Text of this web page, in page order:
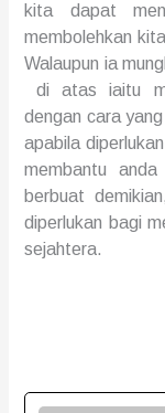
kita dapat
membolehkan
Walaupun ia
di atas iaitu
dengan cara
apabila diperlukan
membantu anda
berbuat
diperlukan bagi
sejahtera.